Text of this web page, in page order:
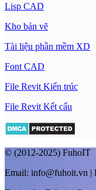
Lisp CAD
Kho bản vẽ
Tài liệu phần mềm XD
Font CAD
File Revit Kiến trúc
File Revit Kết cấu
© (2012-2025) FuhoIT
Email: info@fuhoit.vn |